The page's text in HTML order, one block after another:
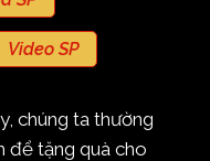
Video SP
chúng ta thường
để tặng quà cho